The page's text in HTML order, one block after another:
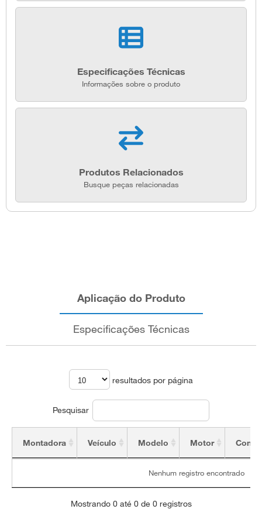
Especificações Técnicas
Informações sobre o produto
Produtos Relacionados
Busque peças relacionadas
Aplicação do Produto
Especificações Técnicas
resultados por página
Pesquisar
Montadora Veículo Modelo Motor
Nenhum registro encontrado
Mostrando 0 até 0 de 0 registros